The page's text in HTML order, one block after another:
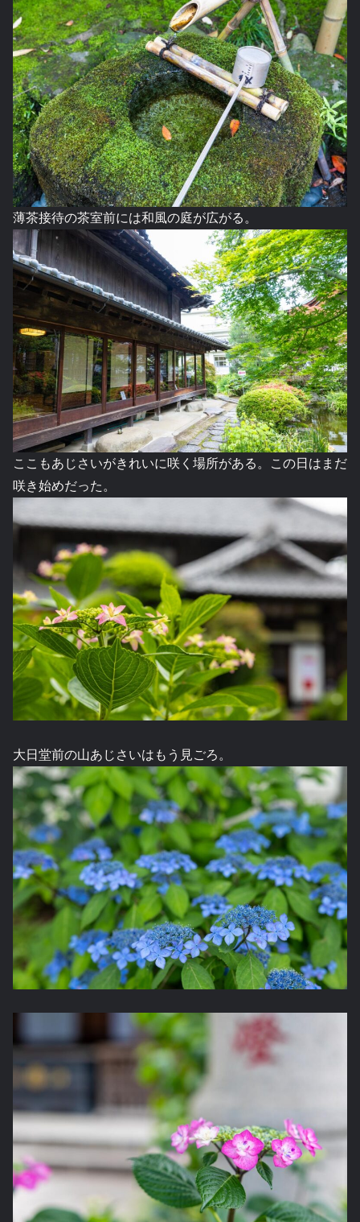
薄茶接待の茶室前には和風の庭が広がる。
ここもあじさいがきれいに咲く場所がある。この日はまだ
咲き始めだった。
大日堂前の山あじさいはもう見ごろ。